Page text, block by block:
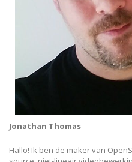
Jonathan Thomas
Hallo! Ik ben de maker van